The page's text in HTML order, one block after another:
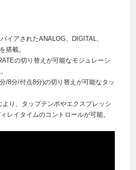
イアされたANALOG、DIGITAL、
搭載。
の切り替えが可能なモジュレーシ
/8分/付点8分)の切り替えが可能なタッ
より、タップテンポやエクスプレッシ
レイタイムのコントロールが可能。